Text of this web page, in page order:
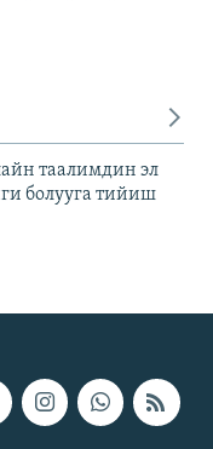
таалимдин эл
болууга тийиш